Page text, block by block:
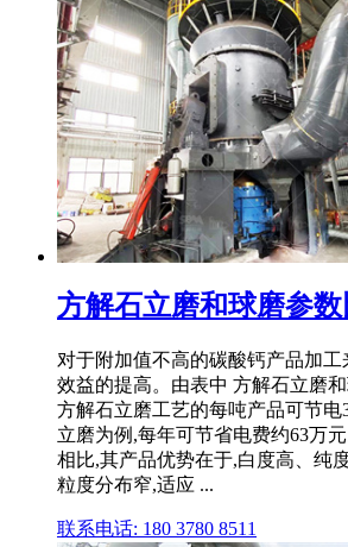
方解石立磨和球磨参
对于附加值不高的碳酸钙产品加
效益的提高。由表中 方解石立磨
方解石立磨工艺的每吨产品可节电
立磨为例,每年可节省电费约63万
相比,其产品优势在于,白度高、纯
粒度分布窄,适应 ...
联系电话: 180 3780 8511